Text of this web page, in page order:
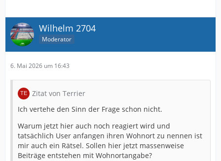
Wilhelm 2704
Moderator
6. Mai 2026 um 16:43
Zitat von Terrier
Ich vertehe den Sinn der Frage schon nicht.
Warum jetzt hier auch noch reagiert wird und
tatsächlich User anfangen ihren Wohnort zu nennen ist
mir auch ein Rätsel. Sollen hier jetzt massenweise
Beiträge entstehen mit Wohnortangabe?